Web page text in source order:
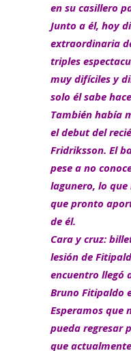
en su casillero
Junto a él, hoy
extraordinaria
triples
muy difíciles y
solo él sabe
También había
el debut del
Fridriksson. El
pese a no
lagunero, lo
que pronto
de él.
Cara y cruz:
lesión de
encuentro llegó
Bruno Fitipaldo
Esperamos que
pueda regresar
que